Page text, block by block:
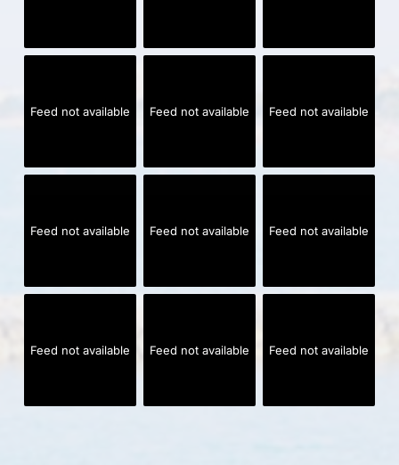
Feed not available Feed not available Feed not available
Feed not available Feed not available Feed not available
Feed not available Feed not available Feed not available